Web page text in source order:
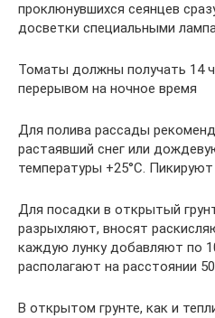
проклюнувшихся сеянцев
досветки специальными
Томаты должны получать 14
перерывом на ночное время
Для полива рассады
растаявший снег или
температуры +25°С.
Для посадки в открытый
разрыхляют, вносят
каждую лунку добавляют по
располагают на расстоянии
В открытом грунте, как и